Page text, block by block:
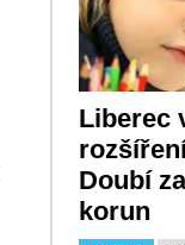
Liberec
Doubí
korun